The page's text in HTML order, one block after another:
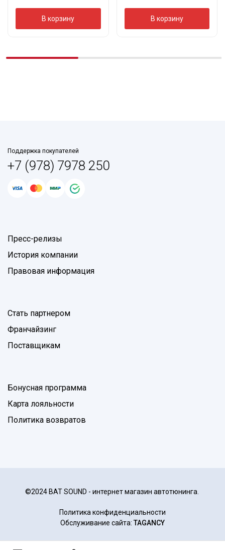
В корзину В корзину
Поддержка покупателей
+7 (978) 7978 250
Пресс-релизы
История компании
Правовая информация
Стать партнером
Франчайзинг
Поставщикам
Бонусная программа
Карта лояльности
Политика возвратов
©2024 BAT SOUND - интернет магазин автотюнинга.
Политика конфиденциальности
Обслуживание сайта: TAGANCY